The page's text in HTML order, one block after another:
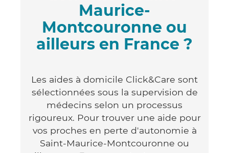
Maurice-
Montcouronne ou
ailleurs en France ?
Les aides à domicile Click&Care sont
sélectionnées sous la supervision de
médecins selon un processus
rigoureux. Pour trouver une aide pour
vos proches en perte d'autonomie à
Saint-Maurice-Montcouronne ou